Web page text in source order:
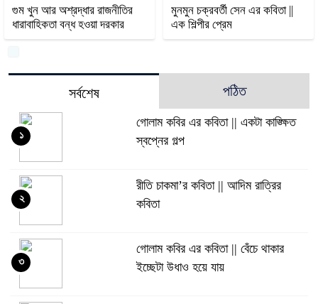
গুম খুন আর অশ্রদ্ধার রাজনীতির
ধারাবাহিকতা বন্ধ হওয়া দরকার
মুনমুন চক্রবর্তী সেন এর কবিতা ||
এক শিল্পীর প্রেম
সর্বশেষ পঠিত
গোলাম কবির এর কবিতা || একটা কাঙ্ক্ষিত
স্বপ্নের গল্প
১
রীতি চাকমা’র কবিতা || আদিম রাত্রির
কবিতা
২
গোলাম কবির এর কবিতা || বেঁচে থাকার
ইচ্ছেটা উধাও হয়ে যায়
৩